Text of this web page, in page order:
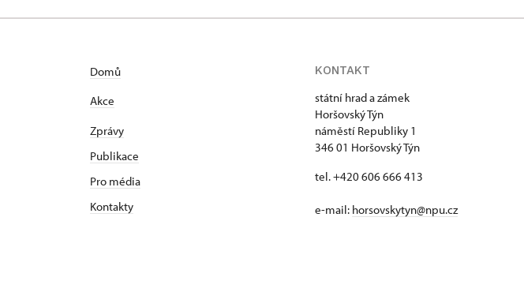
Domů
Akce
Zprávy
Publikace
Pro média
Kontakty
KONTAKT
státní hrad a zámek
Horšovský Týn
náměstí Republiky 1
346 01 Horšovský Týn
tel. +420 606 666 413
e-mail: horsovskytyn@npu.cz